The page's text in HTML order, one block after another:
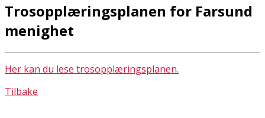
Trosopplæringsplanen for Farsund
menighet
Her kan du lese trosopplæringsplanen.
Tilbake